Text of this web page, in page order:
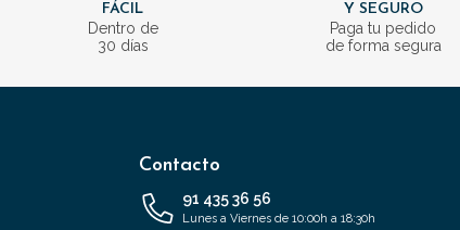
FÁCIL
Dentro de
30 días
Y SEGURO
Paga tu pedido
de forma segura
Contacto
91 435 36 56
Lunes a Viernes de 10:00h a 18:30h